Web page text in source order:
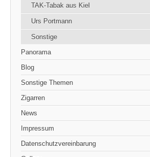
TAK-Tabak aus Kiel
Urs Portmann
Sonstige
Panorama
Blog
Sonstige Themen
Zigarren
News
Impressum
Datenschutzvereinbarung